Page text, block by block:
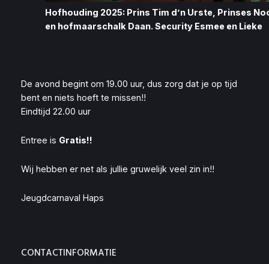
Hofhouding 2025: Prins Tim d’n Urste, Prinses
en hofmaarschalk Daan. Security Esmee en Lieke
De avond begint om 19.00 uur, dus zorg dat je op tijd
bent en niets hoeft te missen!!
Eindtijd 22.00 uur
Entree is Gratis!!
Wij hebben er net als jullie gruwelijk veel zin in!!
Jeugdcarnaval Haps
CONTACTINFORMATIE